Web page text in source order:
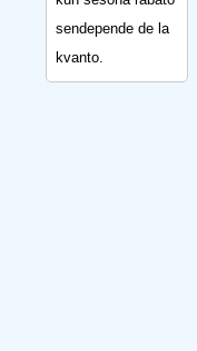
sendepende de la
kvanto.